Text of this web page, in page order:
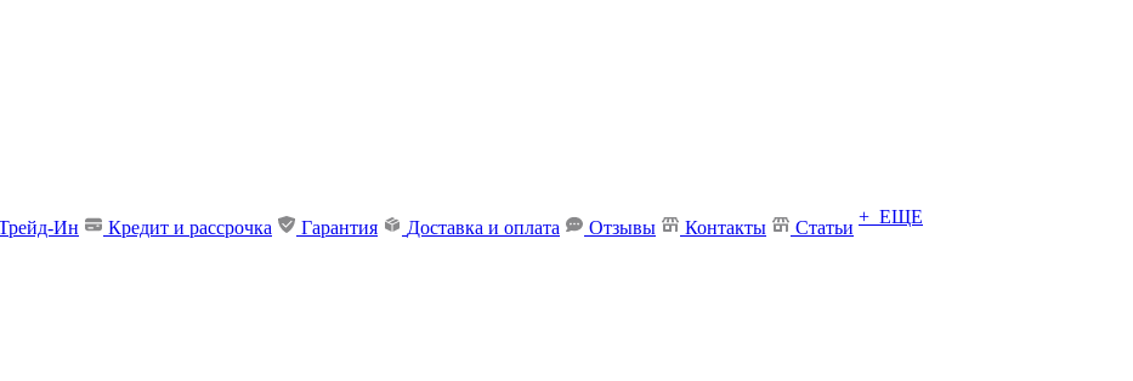
Ин Кредит и рассрочка Гарантия Доставка и оплата Отзывы Контакты Статьи
+ ЕЩЕ